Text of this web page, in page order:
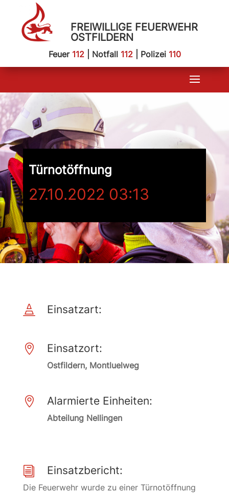
FREIWILLIGE FEUERWEHR
OSTFILDERN
Feuer 112| Notfall 112| Polizei 110
Türnotöffnung
27.10.2022 03:13
 Einsatzart:
 Einsatzort:
Ostfildern, Montluelweg
 Alarmierte Einheiten:
Abteilung Nellingen
i Einsatzbericht:
Die Feuerwehr wurde zu einer Türnotöffnung